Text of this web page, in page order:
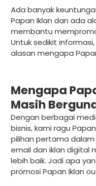
Ada banyak
Papan Iklan dan ada
membantu
Untuk sedikit
alasan mengapa
Mengapa
Masih
Dengan berbagai
bisnis, kami ragu
pilihan pertama
email dan iklan digital
lebih baik. Jadi apa
promosi Papan Iklan